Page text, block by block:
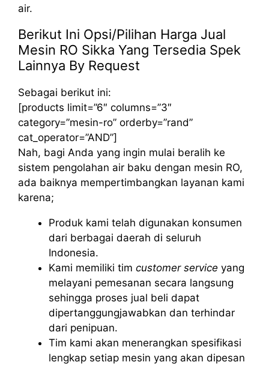
air.
Berikut Ini Opsi/Pilihan Harga Jual
Mesin RO Sikka Yang Tersedia Spek
Lainnya By Request
Sebagai berikut ini:
[products limit=”6″ columns=”3″
category=”mesin-ro” orderby=”rand”
cat_operator=”AND”]
Nah, bagi Anda yang ingin mulai beralih ke
sistem pengolahan air baku dengan mesin RO,
ada baiknya mempertimbangkan layanan kami
karena;
Produk kami telah digunakan konsumen
dari berbagai daerah di seluruh
Indonesia.
Kami memiliki tim customer service yang
melayani pemesanan secara langsung
sehingga proses jual beli dapat
dipertanggungjawabkan dan terhindar
dari penipuan.
Tim kami akan menerangkan spesifikasi
lengkap setiap mesin yang akan dipesan